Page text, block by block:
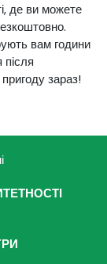
де ви можете
вам години
зараз!